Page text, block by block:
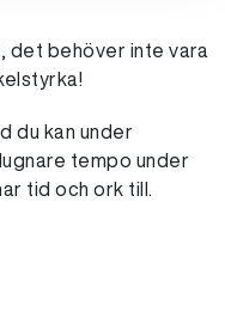
det behöver inte vara
du kan under
tempo under
tid och ork till.